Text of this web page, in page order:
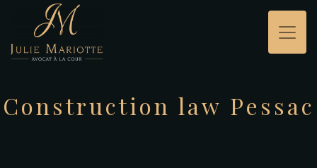
Panneau de gestion des cookies
Construction law Pessac